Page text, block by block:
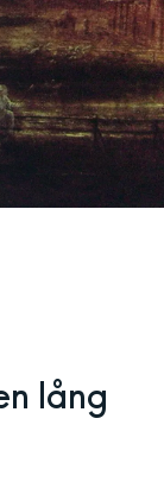
lång